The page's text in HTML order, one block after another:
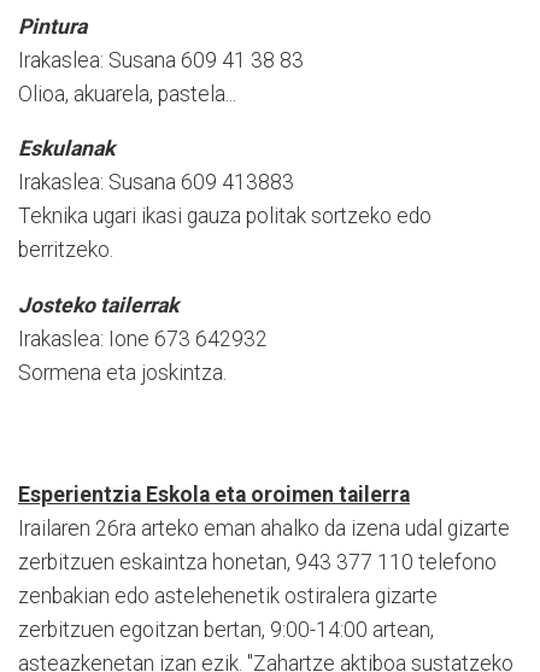
Pintura
Irakaslea: Susana 609 41 38 83
Olioa, akuarela, pastela...
Eskulanak
Irakaslea: Susana 609 413883
Teknika ugari ikasi gauza politak sortzeko edo
berritzeko.
Josteko tailerrak
Irakaslea: Ione 673 642932
Sormena eta joskintza.
Esperientzia Eskola eta oroimen tailerra
Irailaren 26ra arteko eman ahalko da izena udal gizarte
zerbitzuen eskaintza honetan, 943 377 110 telefono
zenbakian edo astelehenetik ostiralera gizarte
zerbitzuen egoitzan bertan, 9:00-14:00 artean,
asteazkenetan izan ezik. "Zahartze aktiboa sustatzeko